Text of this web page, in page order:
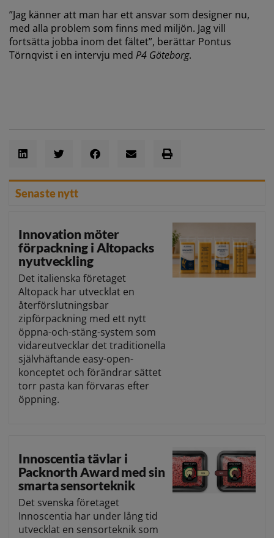
”Jag känner att man har ett ansvar som designer nu,
med alla problem som finns med miljön. Jag vill
fortsätta jobba inom det fältet”, berättar Pontus
Törnqvist i en intervju med P4 Göteborg.
Senaste nytt
Innovation möter
förpackning i Altopacks
nyutveckling
Det italienska företaget
Altopack har utvecklat en
återförslutningsbar
zipförpackning med ett nytt
öppna-och-stäng-system som
vidareutvecklar det traditionella
självhäftande easy-open-
konceptet och förändrar sättet
torr pasta kan förvaras efter
öppning.
Innoscentia tävlar i
Packnorth Award med sin
smarta sensorteknik
Det svenska företaget
Innoscentia har under lång tid
utvecklat en sensorteknik som